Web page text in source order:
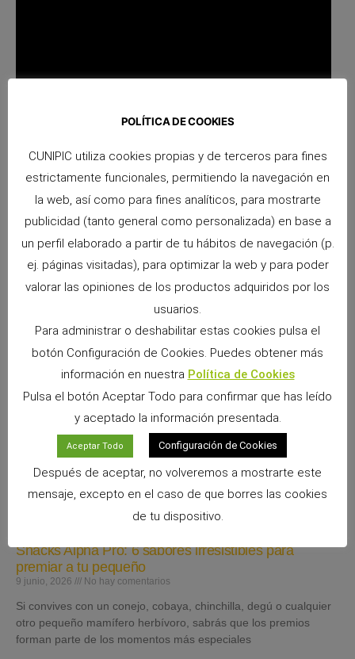
Alimentación para hamsters Naturaliss hamster
Snacks Alpha Pro: 6 sabores irresistibles para
premiar a tu pequeño
9 junio, 2026 No hay comentarios
Si convives con un conejo, cobaya, chinchilla, degú o cualquier
otro pequeño mamífero herbívoro, sabrás que los premios
forman parte de los momentos más especiales
POLÍTICA DE COOKIES
CUNIPIC utiliza cookies propias y de terceros para fines
estrictamente funcionales, permitiendo la navegación en
la web, así como para fines analíticos, para mostrarte
publicidad (tanto general como personalizada) en base a
un perfil elaborado a partir de tu hábitos de navegación (p.
ej. páginas visitadas), para optimizar la web y para poder
valorar las opiniones de los productos adquiridos por los
usuarios.
Para administrar o deshabilitar estas cookies pulsa el
botón Configuración de Cookies. Puedes obtener más
información en nuestra Política de Cookies
Pulsa el botón Aceptar Todo para confirmar que has leído
y aceptado la información presentada.
Aceptar Todo Configuración de Cookies
Después de aceptar, no volveremos a mostrarte este
mensaje, excepto en el caso de que borres las cookies
de tu dispositivo.